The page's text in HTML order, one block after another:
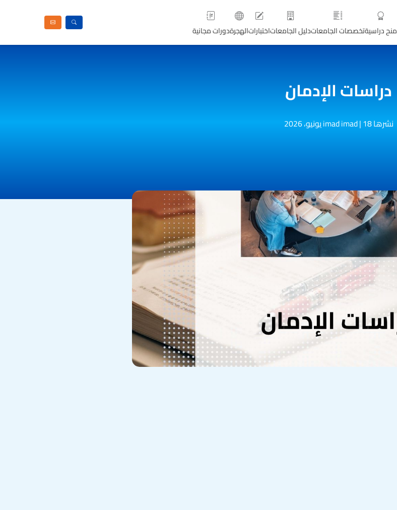
منح دراسيةتخصصات الجامعاتدليل الجامعاتاختباراتالهجرةدورات مجانية
دراسات الإدمان
نشرها imad imad |18 يونيو، 2026